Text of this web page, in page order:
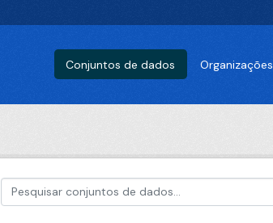
Conjuntos de dados Organizações